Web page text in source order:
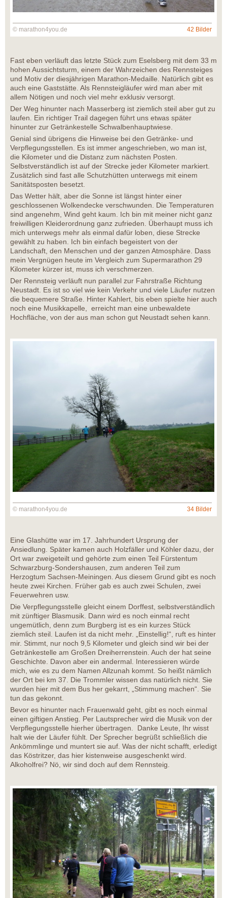
© marathon4you.de 42 Bilder
Fast eben verläuft das letzte Stück zum Eselsberg mit dem 33 m
hohen Aussichtsturm, einem der Wahrzeichen des Rennsteiges
und Motiv der diesjährigen Marathon-Medaille. Natürlich gibt es
auch eine Gaststätte. Als Rennsteigläufer wird man aber mit
allem Nötigen und noch viel mehr exklusiv versorgt.
Der Weg hinunter nach Masserberg ist ziemlich steil aber gut zu
laufen. Ein richtiger Trail dagegen führt uns etwas später
hinunter zur Getränkestelle Schwalbenhauptwiese.
Genial sind übrigens die Hinweise bei den Getränke- und
Verpflegungsstellen. Es ist immer angeschrieben, wo man ist,
die Kilometer und die Distanz zum nächsten Posten.
Selbstverständlich ist auf der Strecke jeder Kilometer markiert.
Zusätzlich sind fast alle Schutzhütten unterwegs mit einem
Sanitätsposten besetzt.
Das Wetter hält, aber die Sonne ist längst hinter einer
geschlossenen Wolkendecke verschwunden. Die Temperaturen
sind angenehm, Wind geht kaum. Ich bin mit meiner nicht ganz
freiwilligen Kleiderordnung ganz zufrieden. Überhaupt muss ich
mich unterwegs mehr als einmal dafür loben, diese Strecke
gewählt zu haben. Ich bin einfach begeistert von der
Landschaft, den Menschen und der ganzen Atmosphäre. Dass
mein Vergnügen heute im Vergleich zum Supermarathon 29
Kilometer kürzer ist, muss ich verschmerzen.
Der Rennsteig verläuft nun parallel zur Fahrstraße Richtung
Neustadt. Es ist so viel wie kein Verkehr und viele Läufer nutzen
die bequemere Straße. Hinter Kahlert, bis eben spielte hier auch
noch eine Musikkapelle, erreicht man eine unbewaldete
Hochfläche, von der aus man schon gut Neustadt sehen kann.
© marathon4you.de 34 Bilder
Eine Glashütte war im 17. Jahrhundert Ursprung der
Ansiedlung. Später kamen auch Holzfäller und Köhler dazu, der
Ort war zweigeteilt und gehörte zum einen Teil Fürstentum
Schwarzburg-Sondershausen, zum anderen Teil zum
Herzogtum Sachsen-Meiningen. Aus diesem Grund gibt es noch
heute zwei Kirchen. Früher gab es auch zwei Schulen, zwei
Feuerwehren usw.
Die Verpflegungsstelle gleicht einem Dorffest, selbstverständlich
mit zünftiger Blasmusik. Dann wird es noch einmal recht
ungemütlich, denn zum Burgberg ist es ein kurzes Stück
ziemlich steil. Laufen ist da nicht mehr. „Einstellig!“, ruft es hinter
mir. Stimmt, nur noch 9,5 Kilometer und gleich sind wir bei der
Getränkestelle am Großen Dreiherrenstein. Auch der hat seine
Geschichte. Davon aber ein andermal. Interessieren würde
mich, wie es zu dem Namen Allzunah kommt. So heißt nämlich
der Ort bei km 37. Die Trommler wissen das natürlich nicht. Sie
wurden hier mit dem Bus her gekarrt, „Stimmung machen“. Sie
tun das gekonnt.
Bevor es hinunter nach Frauenwald geht, gibt es noch einmal
einen giftigen Anstieg. Per Lautsprecher wird die Musik von der
Verpflegungsstelle hierher übertragen. Danke Leute, Ihr wisst
halt wie der Läufer fühlt. Der Sprecher begrüßt schließlich die
Ankömmlinge und muntert sie auf. Was der nicht schafft, erledigt
das Köstritzer, das hier kistenweise ausgeschenkt wird.
Alkoholfrei? Nö, wir sind doch auf dem Rennsteig.